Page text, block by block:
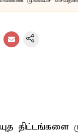
திட்டங்களை